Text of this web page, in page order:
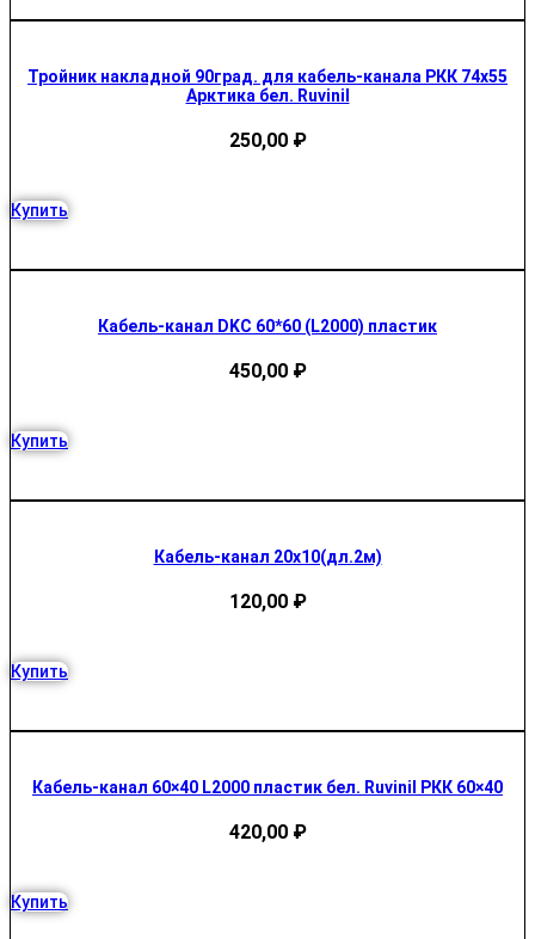
Тройник накладной 90град. для кабель-канала РКК 74х55
Арктика бел. Ruvinil
250,00 ₽
Купить
Кабель-канал DKC 60*60 (L2000) пластик
450,00 ₽
Купить
Кабель-канал 20х10(дл.2м)
120,00 ₽
Купить
Кабель-канал 60×40 L2000 пластик бел. Ruvinil РКК 60×40
420,00 ₽
Купить